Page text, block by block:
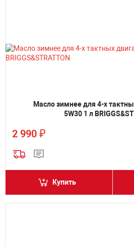
Масло зимнее для 4-х
5W30 1 л
2 990 ₽
Купить